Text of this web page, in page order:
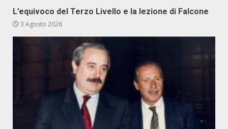
L’equivoco del Terzo Livello e la lezione di Falcone
3 Agosto 2026